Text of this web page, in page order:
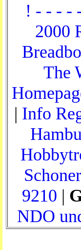
! - - - -
2000
The
| Info
Schoner
9210 |
NDO